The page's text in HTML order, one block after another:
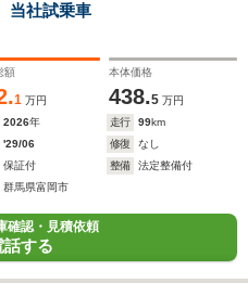
社試乗車
額
1 万円
本体価格
438.5 万円
2026年 走行 99km
'29/06 修復
なし
保証付 整備
法定整備付
群馬県富岡市
確認・見積依頼
話する